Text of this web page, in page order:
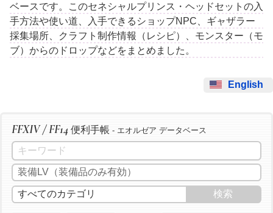
ベースです。このセネシャルプリンス・ヘッドセットの入
手方法や使い道、入手できるショップNPC、ギャザラー
採集場所、クラフト制作情報（レシピ）、モンスター（モ
ブ）からのドロップなどをまとめました。
English
FFXIV / FF14 便利手帳 - エオルゼア データベース